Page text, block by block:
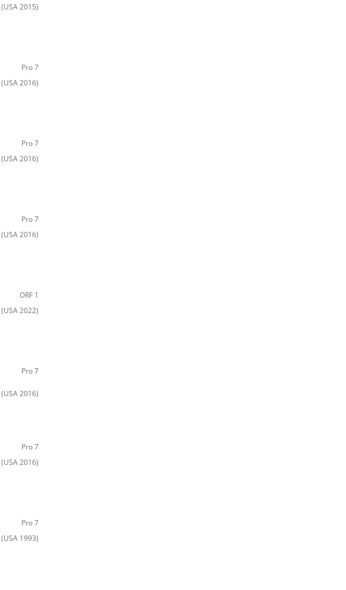
(USA 2015)
Pro 7
(USA 2016)
Pro 7
(USA 2016)
Pro 7
(USA 2016)
ORF 1
(USA 2022)
Pro 7
(USA 2016)
Pro 7
(USA 2016)
Pro 7
(USA 1993)